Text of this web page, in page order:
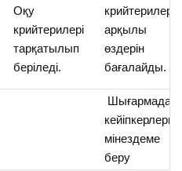
Оқу
крийтерилері
тарқатылып
беріледі.
крийтерилері
арқылы
өздерін
бағалайды.
кейіпкерлерге
мінездеме
беру